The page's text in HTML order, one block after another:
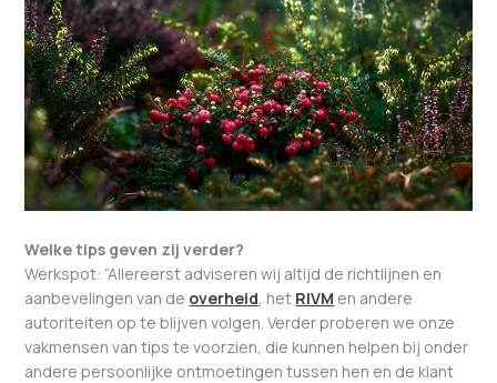
Welke tips geven zij verder?
Werkspot: “Allereerst adviseren wij altijd de richtlijnen en
aanbevelingen van de overheid , het RIVM en andere
autoriteiten op te blijven volgen. Verder proberen we onze
vakmensen van tips te voorzien, die kunnen helpen bij onder
andere persoonlijke ontmoetingen tussen hen en de klant